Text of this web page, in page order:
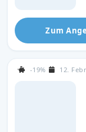
Zum
-19% 12.